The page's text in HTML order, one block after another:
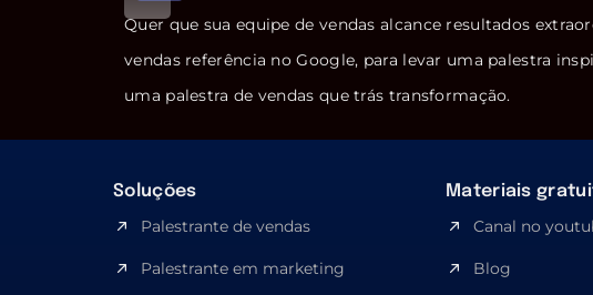
Quer que sua equipe de vendas alcance resultados
vendas referência no Google, para levar uma palestra
uma palestra de vendas que trás transformação.
Soluções
Palestrante de vendas
Palestrante em marketing
Materiais
Canal no
Blog